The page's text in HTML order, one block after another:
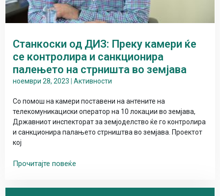
Станкоски од ДИЗ: Преку камери ќе
се контролира и санкционира
палењето на стрништа во земјава
ноември 28, 2023 Активности
Со помош на камери поставени на антените на
телекомуникациски оператор на 10 локации во земјава,
Државниот инспекторат за земјоделство ќе го контролира
и санкционира палањето стрништва во земјава. Проектот
кој
Прочитајте повеќе